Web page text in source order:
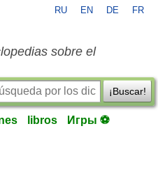
RU EN DE FR
sobre el
¡Buscar!
libros Игры ⚽